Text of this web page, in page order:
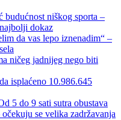
budućnost niškog sporta –
dokaz
da vas lepo iznenadim“ –
ničeg jadnijeg nego biti
isplaćeno 10.986.645
5 do 9 sati sutra obustava
se velika zadržavanja